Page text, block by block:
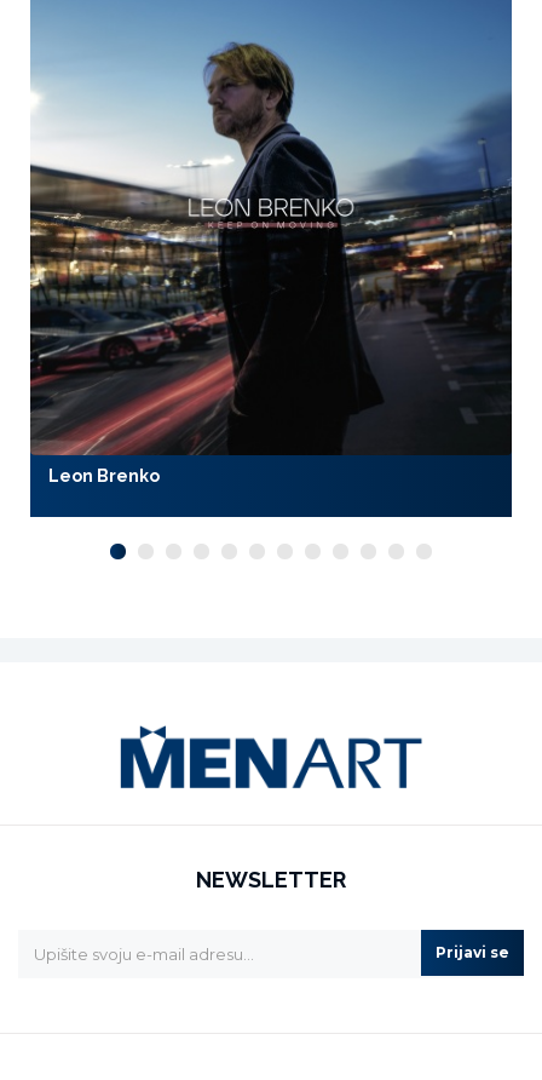
Leon Brenko
NEWSLETTER
Prijavi se